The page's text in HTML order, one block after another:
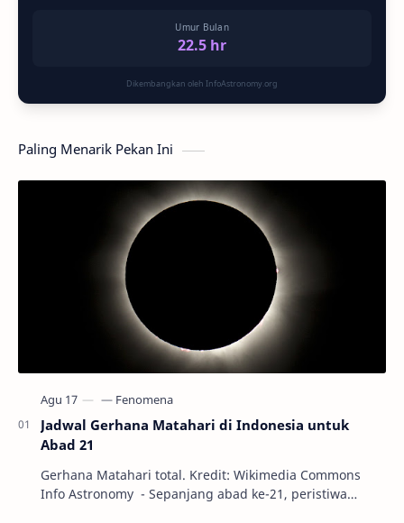
Umur Bulan
22.5 hr
Dikembangkan oleh InfoAstronomy.org
Paling Menarik Pekan Ini
Jadwal Gerhana Matahari di Indonesia untuk
Abad 21
Gerhana Matahari total. Kredit: Wikimedia Commons
Info Astronomy - Sepanjang abad ke-21, peristiwa